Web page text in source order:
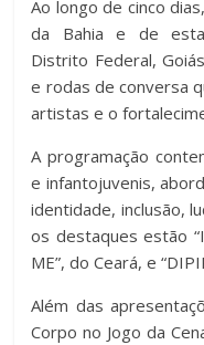
Ao longo de cinco
da Bahia e de
Distrito Federal,
e rodas de conversa
artistas e o
A programação
e infantojuvenis,
identidade, inclusão,
os destaques estão
ME”, do Ceará, e
Além das
Corpo no Jogo da